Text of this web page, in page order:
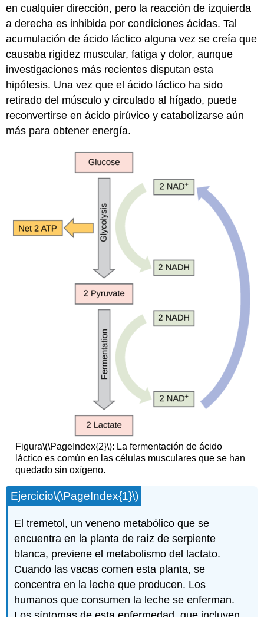
en cualquier dirección, pero la reacción de izquierda
a derecha es inhibida por condiciones ácidas. Tal
acumulación de ácido láctico alguna vez se creía que
causaba rigidez muscular, fatiga y dolor, aunque
investigaciones más recientes disputan esta
hipótesis. Una vez que el ácido láctico ha sido
retirado del músculo y circulado al hígado, puede
reconvertirse en ácido pirúvico y catabolizarse aún
más para obtener energía.
Figura\(\PageIndex{2}\): La fermentación de ácido
láctico es común en las células musculares que se han
quedado sin oxígeno.
Ejercicio\(\PageIndex{1}\)
El tremetol, un veneno metabólico que se
encuentra en la planta de raíz de serpiente
blanca, previene el metabolismo del lactato.
Cuando las vacas comen esta planta, se
concentra en la leche que producen. Los
humanos que consumen la leche se enferman.